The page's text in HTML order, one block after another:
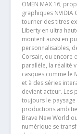
OMEN MAX 16,
graphiques NVIDIA
tourner des titres
Liberty en ultra
montent aussi en
personnalisables,
Corsair, ou encore
parallèle, la réalité
casques comme le
et à des séries
devient acteur. Les
toujours le
productions
Brave New World
numérique se